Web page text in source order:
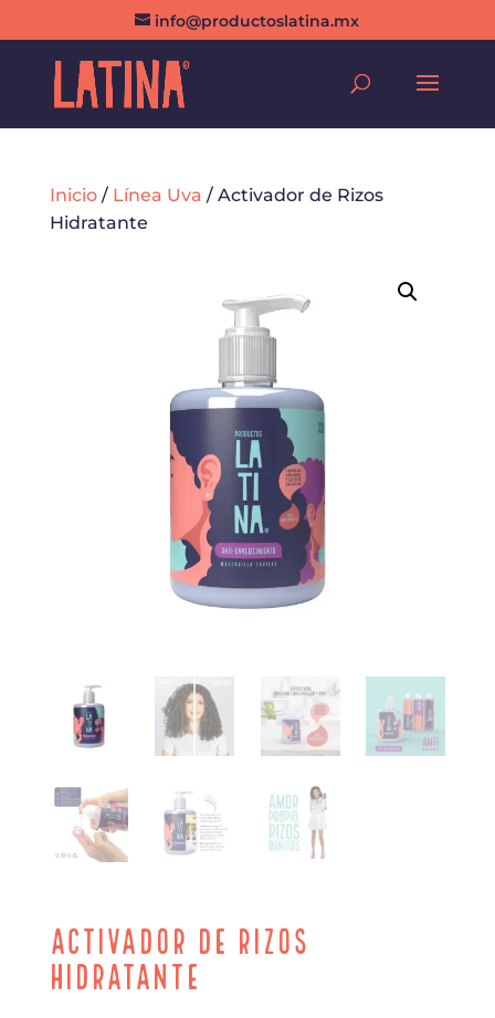
info@productoslatina.mx
Inicio/ Línea Uva / Activador de Rizos
Hidratante
Activador de Rizos
Hidratante